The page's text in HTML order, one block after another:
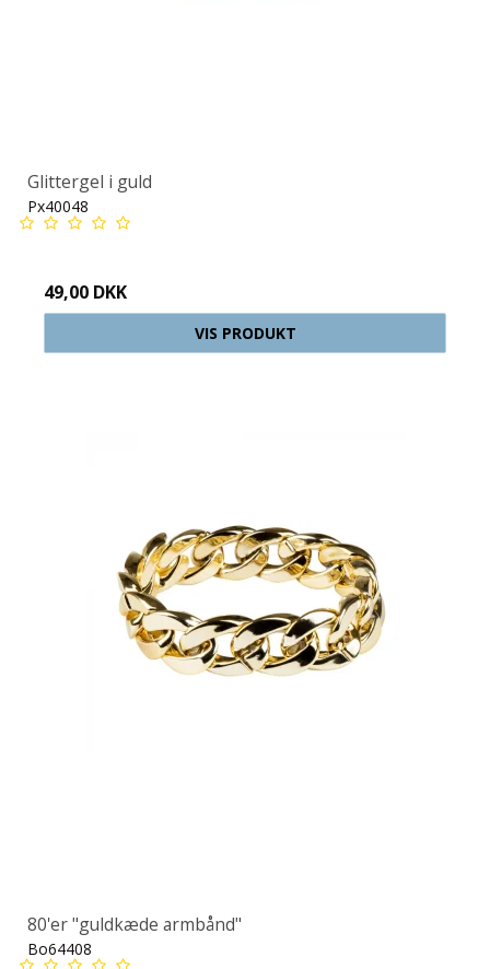
Glittergel i guld
Px40048
49,00 DKK
VIS PRODUKT
80'er "guldkæde armbånd"
Bo64408